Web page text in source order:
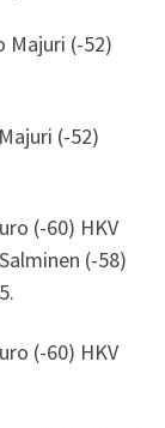
Majuri (-52)
(-52)
(-60) HKV
(-58)
(-60) HKV